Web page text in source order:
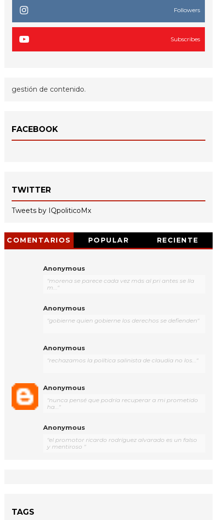
Followers
Subscribes
gestión de contenido.
FACEBOOK
TWITTER
Tweets by IQpoliticoMx
COMENTARIOS POPULAR RECIENTE
Anonymous
"morena se parece cada vez más al pri antes se lla
m..."
Anonymous
"gobierne quien gobierne los derechos se defienden"
Anonymous
"rechazamos la política salinista de claudia no los..."
Anonymous
"nunca pensé que podría recuperar a mi prometido
ha..."
Anonymous
"el promotor ricardo rodríguez alvarado es un falso
y mentiroso "
TAGS